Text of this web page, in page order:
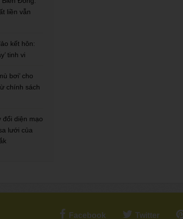
liền vẫn
kết hôn:
tinh vi
bơi’ cho
chính sách
đổi diện mạo
lưới của
Facebook Twitter